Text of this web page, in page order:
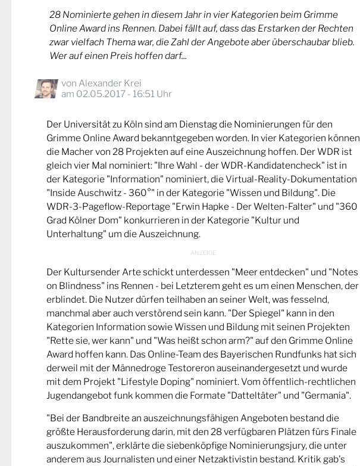
28 Nominierte gehen in diesem Jahr in vier Kategorien beim Grimme
Online Award ins Rennen. Dabei fällt auf, dass das Erstarken der Rechten
zwar vielfach Thema war, die Zahl der Angebote aber überschaubar blieb.
Wer auf einen Preis hoffen darf...
von Alexander Krei
am 02.05.2017 - 16:51 Uhr
Der Universität zu Köln sind am Dienstag die Nominierungen für den
Grimme Online Award bekanntgegeben worden. In vier Kategorien können
die Macher von 28 Projekten auf eine Auszeichnung hoffen. Der WDR ist
gleich vier Mal nominiert: "Ihre Wahl - der WDR-Kandidatencheck" ist in
der Kategorie "Information" nominiert, die Virtual-Reality-Dokumentation
"Inside Auschwitz - 360°" in der Kategorie "Wissen und Bildung". Die
WDR-3-Pageflow-Reportage "Erwin Hapke - Der Welten-Falter" und "360
Grad Kölner Dom" konkurrieren in der Kategorie "Kultur und
Unterhaltung" um die Auszeichnung.
Der Kultursender Arte schickt unterdessen "Meer entdecken" und "Notes
on Blindness" ins Rennen - bei Letzterem geht es um einen Menschen, der
erblindet. Die Nutzer dürfen teilhaben an seiner Welt, was fesselnd,
manchmal aber auch verstörend sein kann. "Der Spiegel" kann in den
Kategorien Information sowie Wissen und Bildung mit seinen Projekten
"Rette sie, wer kann" und "Was heißt schon arm?" auf den Grimme Online
Award hoffen kann. Das Online-Team des Bayerischen Rundfunks hat sich
derweil mit der Männedroge Testoreron auseinandergesetzt und wurde
mit dem Projekt "Lifestyle Doping" nominiert. Vom öffentlich-rechtlichen
Jugendangebot funk kommen die Formate "Datteltäter" und "Germania".
"Bei der Bandbreite an auszeichnungsfähigen Angeboten bestand die
größte Herausforderung darin, mit den 28 verfügbaren Plätzen fürs Finale
auszukommen", erklärte die siebenköpfige Nominierungsjury, die unter
anderem aus Journalisten und einer Netzaktivistin bestand. Kritik gab's